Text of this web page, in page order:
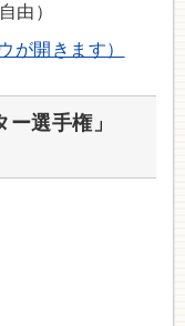
由）
が開きます）
選手権」